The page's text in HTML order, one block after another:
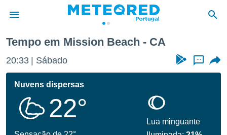
da
foi
fornecidas
Tempo em Mission Beach - CA
20:33 Sábado ...
Nuvens dispersas
22°
Lua minguante